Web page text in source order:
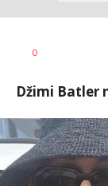
0
Džimi Batler